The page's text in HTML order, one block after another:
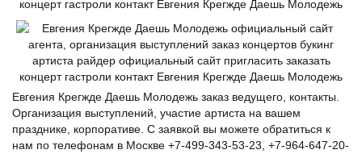
Евгения Крегжде Даешь Молодежь заказ ведущего, контакты.
Организация выступлений, участие артиста на вашем
празднике, корпоративе. С заявкой вы можете обратиться к
нам по телефонам в Москве +7-499-343-53-23, +7-964-647-20-